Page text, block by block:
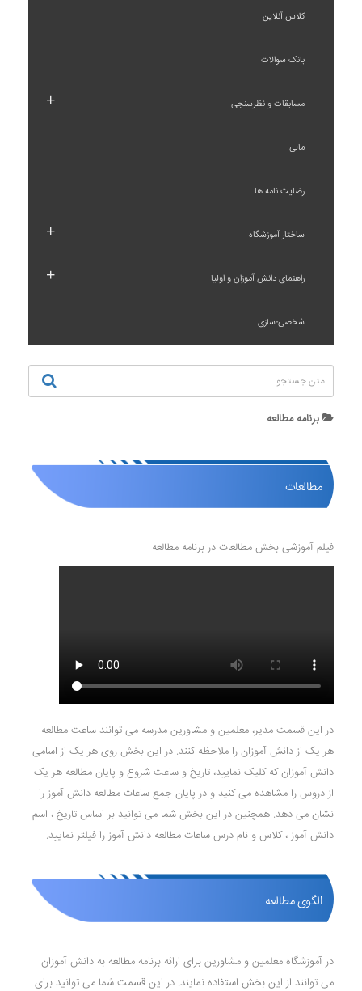
کلاس آنلاین
بانک سوالات
مسابقات و نظرسنجی +
مالی
رضایت نامه ها
ساختار آموزشگاه +
راهنمای دانش آموزان و اولیا +
شخصی-سازی
برنامه مطالعه
مطالعات
فیلم آموزشی بخش مطالعات در برنامه مطالعه
در این قسمت مدیر، معلمین و مشاورین مدرسه می توانند ساعت مطالعه
هر یک از دانش آموزان را ملاحظه کنند. در این بخش روی هر یک از اسامی
دانش آموزان که کلیک نمایید، تاریخ و ساعت شروع و پایان مطالعه هر یک
از دروس را مشاهده می کنید و در پایان جمع ساعات مطالعه دانش آموز را
نشان می دهد. همچنین در این بخش شما می توانید بر اساس تاریخ ، اسم
دانش آموز ، کلاس و نام درس ساعات مطالعه دانش آموز را فیلتر نمایید.
الگوی مطالعه
در آموزشگاه معلمین و مشاورین برای ارائه برنامه مطالعه به دانش آموزان
می توانند از این بخش استفاده نمایند. در این قسمت شما می توانید برای